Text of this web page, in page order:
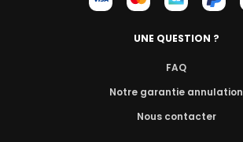
UNE QUESTION ?
FAQ
Notre garantie annulation
Nous contacter